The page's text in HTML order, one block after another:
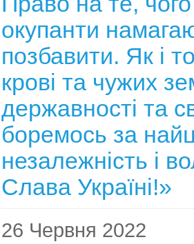
окупанти
позбавити. Як і
крові та чужих
державності та
боремось за
незалежність і
Слава Україні!»
26 Червня 2022